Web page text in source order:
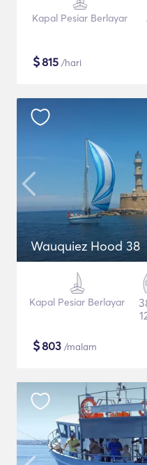
Kapal Pesiar Berlayar
$815 /hari
Wauquiez Hood 38
Kapal Pesiar Berlayar
$803 /malam